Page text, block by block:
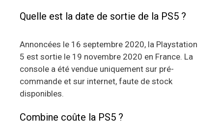
Quelle est la date de sortie de la PS5 ?
Annoncées le 16 septembre 2020, la Playstation
5 est sortie le 19 novembre 2020 en France. La
console a été vendue uniquement sur pré-
commande et sur internet, faute de stock
disponibles.
Combine coûte la PS5 ?